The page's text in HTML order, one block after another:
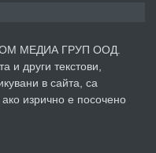
преди 5 дни
НА МЕБЕЛИ.
МЕДИА ГРУП ООД.
и други текстови,
в сайта, са
изрично е посочено